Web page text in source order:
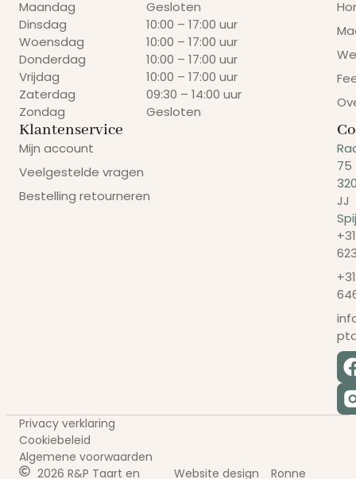
Maandag
Dinsdag
Woensdag
Donderdag
Vrijdag
Zaterdag
Zondag
Gesloten
10:00 – 17:00 uur
10:00 – 17:00 uur
10:00 – 17:00 uur
10:00 – 17:00 uur
09:30 – 14:00 uur
Gesloten
Klantenservice
Mijn account
Veelgestelde vragen
Bestelling retourneren
75
JJ
2026 R&P Taart en
Website design
Ronne
Privacy verklaring
Cookiebeleid
Algemene voorwaarden